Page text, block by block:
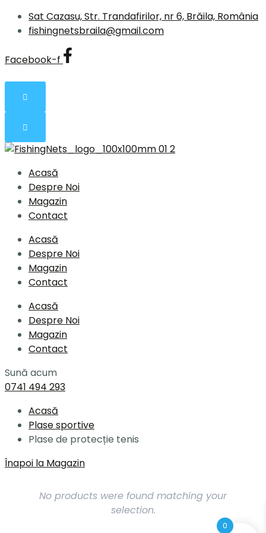
Sat Cazasu, Str. Trandafirilor, nr 6, Brăila, România
fishingnetsbraila@gmail.com
Facebook-f
Acasă
Despre Noi
Magazin
Contact
Acasă
Despre Noi
Magazin
Contact
Acasă
Despre Noi
Magazin
Contact
Sună acum
0741 494 293
Acasă
Plase sportive
Plase de protecție tenis
Înapoi la Magazin
No products were found matching your
selection.
0